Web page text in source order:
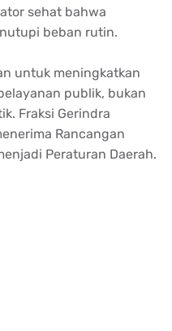
sehat bahwa
beban rutin.
untuk meningkatkan
publik, bukan
Fraksi Gerindra
Rancangan
Peraturan Daerah.